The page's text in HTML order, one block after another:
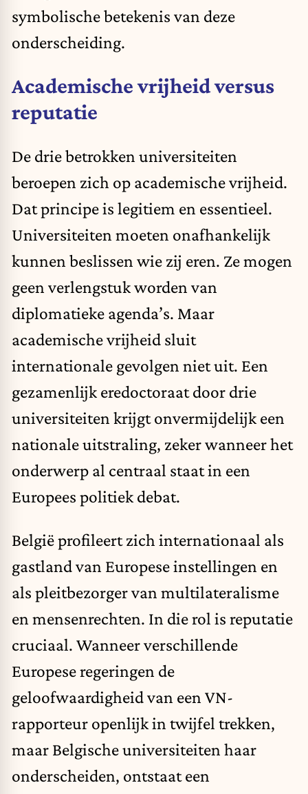
symbolische betekenis van deze
onderscheiding.
Academische vrijheid versus
reputatie
De drie betrokken universiteiten
beroepen zich op academische vrijheid.
Dat principe is legitiem en essentieel.
Universiteiten moeten onafhankelijk
kunnen beslissen wie zij eren. Ze mogen
geen verlengstuk worden van
diplomatieke agenda’s. Maar
academische vrijheid sluit
internationale gevolgen niet uit. Een
gezamenlijk eredoctoraat door drie
universiteiten krijgt onvermijdelijk een
nationale uitstraling, zeker wanneer het
onderwerp al centraal staat in een
Europees politiek debat.
België profileert zich internationaal als
gastland van Europese instellingen en
als pleitbezorger van multilateralisme
en mensenrechten. In die rol is reputatie
cruciaal. Wanneer verschillende
Europese regeringen de
geloofwaardigheid van een VN-
rapporteur openlijk in twijfel trekken,
maar Belgische universiteiten haar
onderscheiden, ontstaat een